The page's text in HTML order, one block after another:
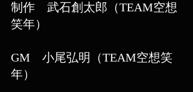
制作　武石創太郎（TEAM空想
笑年）
GM　小尾弘明（TEAM空想笑
年）